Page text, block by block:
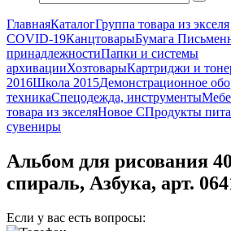
ГлавнаяКаталогГруппа товара из экселя
COVID-19КанцтоварыБумага
принадлежностиПапки и системы
архивацииХозтоварыКартриджи и
2016Школа 2015Демонстрационное
техникаСпецодежда, инструменты
товара из экселяНовое СПродукты
сувениры
Альбом для рисования
спираль, Азбука, арт.
Если у вас есть вопросы: